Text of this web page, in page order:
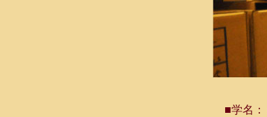
■学名：